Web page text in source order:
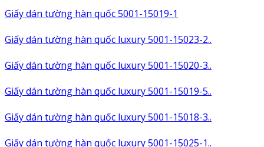
Giấy dán tường hàn quốc 5001-15019-1
Giấy dán tường hàn quốc luxury 5001-15023-2..
Giấy dán tường hàn quốc luxury 5001-15020-3..
Giấy dán tường hàn quốc luxury 5001-15019-5..
Giấy dán tường hàn quốc luxury 5001-15018-3..
Giấy dán tường hàn quốc luxury 5001-15025-1..